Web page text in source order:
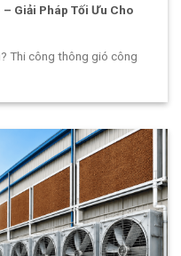
Giải Pháp Tối Ưu Cho
Thi công thông gió công